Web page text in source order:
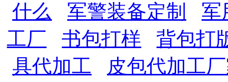
什么
军警装备定制
军
工厂
书包打样
背包打
具代加工
皮包代加工